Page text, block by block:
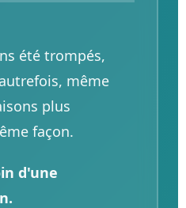
été trompés,
même
plus
façon.
d'une